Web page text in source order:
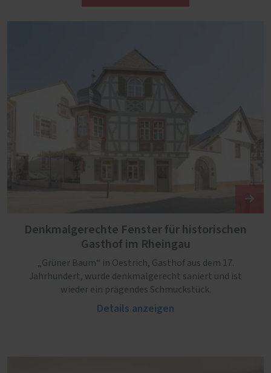
Denkmalgerechte Fenster für historischen
Gasthof im Rheingau
„Grüner Baum“ in Oestrich, Gasthof aus dem 17.
Jahrhundert, wurde denkmalgerecht saniert und ist
wieder ein prägendes Schmuckstück.
Details anzeigen